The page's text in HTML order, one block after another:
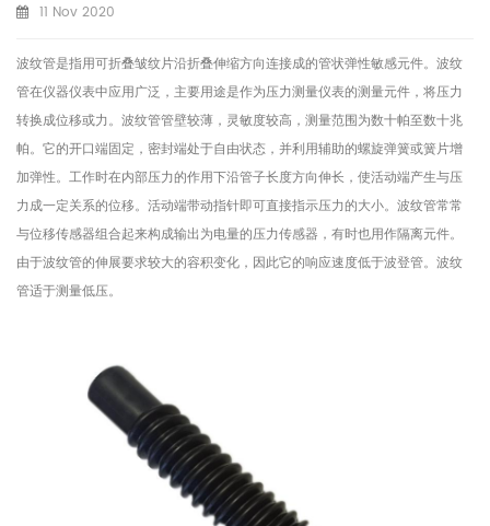
11 Nov 2020
波纹管是指用可折叠皱纹片沿折叠伸缩方向连接成的管状弹性敏感元件。波纹
管在仪器仪表中应用广泛，主要用途是作为压力测量仪表的测量元件，将压力
转换成位移或力。波纹管管壁较薄，灵敏度较高，测量范围为数十帕至数十兆
帕。它的开口端固定，密封端处于自由状态，并利用辅助的螺旋弹簧或簧片增
加弹性。工作时在内部压力的作用下沿管子长度方向伸长，使活动端产生与压
力成一定关系的位移。活动端带动指针即可直接指示压力的大小。波纹管常常
与位移传感器组合起来构成输出为电量的压力传感器，有时也用作隔离元件。
由于波纹管的伸展要求较大的容积变化，因此它的响应速度低于波登管。波纹
管适于测量低压。